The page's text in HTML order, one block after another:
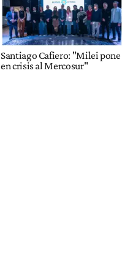
Santiago Cafiero: "Milei pone
en crisis al Mercosur"